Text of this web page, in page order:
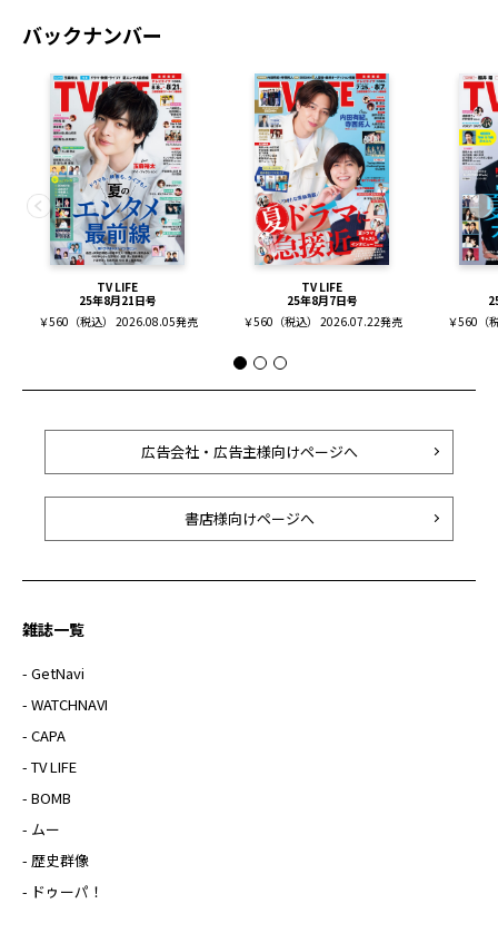
バックナンバー
TV LIFE
25年8月21日号
￥560（税込） 2026.08.05発売
TV LIFE
25年8月7日号
￥560（税込） 2026.07.22発売
￥560（
広告会社・広告主様向けページへ
書店様向けページへ
雑誌一覧
- GetNavi
- WATCHNAVI
- CAPA
- TV LIFE
- BOMB
- ムー
- 歴史群像
- ドゥーパ！